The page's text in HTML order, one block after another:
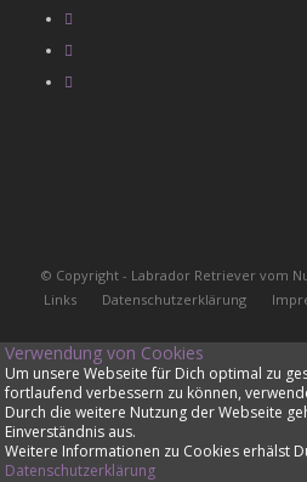
© Copyright - Labrador Retriever vom
Links
Datenschutzerklärung
Verwendung von Cookies
Um unsere Webseite für Dich optimal zu
fortlaufend verbessern zu können,
Durch die weitere Nutzung der Webseite
Einverständnis aus.
Weitere Informationen zu Cookies erhälst
Datenschutzerklärung